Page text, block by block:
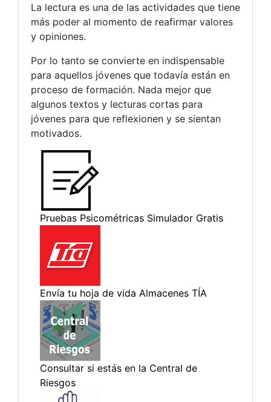
La lectura es una de las actividades que tiene
más poder al momento de reafirmar valores
y opiniones.
Por lo tanto se convierte en indispensable
para aquellos jóvenes que todavía están en
proceso de formación. Nada mejor que
algunos textos y lecturas cortas para
jóvenes para que reflexionen y se sientan
motivados.